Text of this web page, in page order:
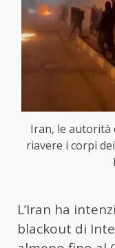
Iran, le autorità
riavere i corpi
L’Iran ha
blackout di